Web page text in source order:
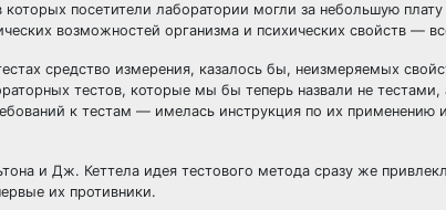
посетители лаборатории могли за небольшую
возможностей организма и психических свойств —
средство измерения, казалось бы, неизмеряемых
тестов, которые мы бы теперь назвали не
к тестам — имелась инструкция по их применению
и Дж. Кеттела идея тестового метода сразу же
их противники.